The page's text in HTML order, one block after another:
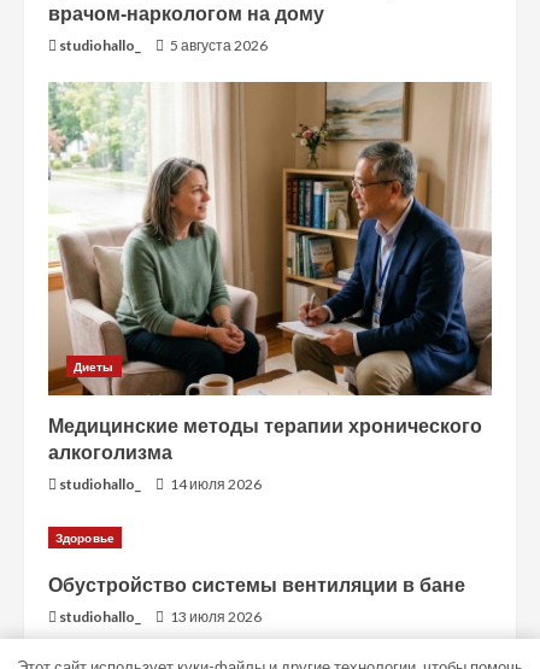
врачом-наркологом на дому
studiohallo_ 5 августа 2026
Диеты
Медицинские методы терапии хронического
алкоголизма
studiohallo_ 14 июля 2026
Здоровье
Обустройство системы вентиляции в бане
studiohallo_ 13 июля 2026